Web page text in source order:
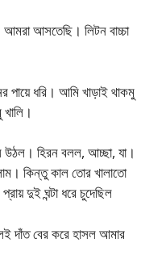
আসতেছি। লিটন বাচ্চা
ধরি। আমি খাড়াই থাকমু
উঠল। হিরন বলল, আচ্ছা, যা।
কিন্তু কাল তোর খালাতো
দুই ঘন্টা ধরে চুদেছিল
বের করে হাসল আমার